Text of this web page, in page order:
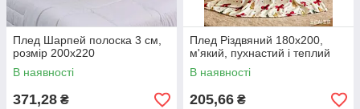
Плед Шарпей полоска 3 см,
розмір 200х220
В наявності
371,28 ₴
Плед Різдвяний 180х200,
м'який, пухнастий і теплий
В наявності
205,66 ₴